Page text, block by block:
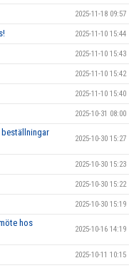
2025-11-18 09:57
2025-11-10 15:44
2025-11-10 15:43
2025-11-10 15:42
2025-11-10 15:40
2025-10-31 08:00
beställningar
2025-10-30 15:27
2025-10-30 15:23
2025-10-30 15:22
2025-10-30 15:19
hos
2025-10-16 14:19
2025-10-11 10:15